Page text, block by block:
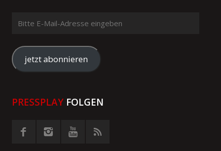
Mail-
Adresse
eingeben
jetzt abonnieren
PRESSPLAY FOLGEN